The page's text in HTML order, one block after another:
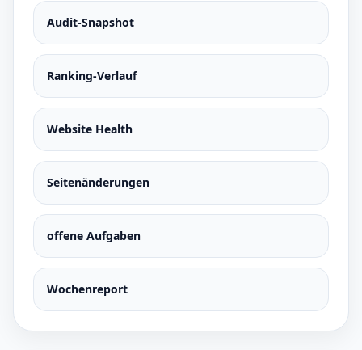
Audit-Snapshot
Ranking-Verlauf
Website Health
Seitenänderungen
offene Aufgaben
Wochenreport